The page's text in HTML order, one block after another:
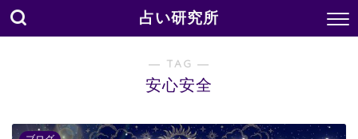
占い研究所
― TAG ―
安心安全